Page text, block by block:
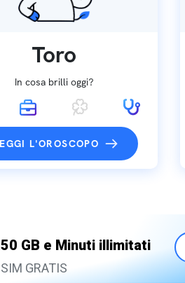
Toro
In cosa brilli oggi?
L'OROSCOPO
GB e Minuti illimitati
GRATIS